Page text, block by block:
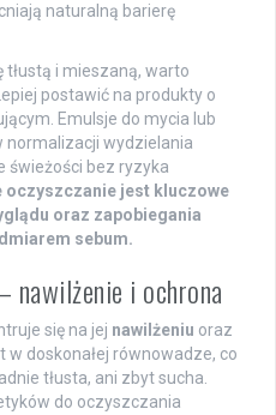
naturalną barierę
i mieszaną, warto
postawić na produkty o
Emulsje do mycia lub
normalizacji wydzielania
świeżości bez ryzyka
oczyszczanie jest kluczowe
oraz zapobiegania
sebum.
nawilżenie i ochrona
się na jej nawilżeniu oraz
w doskonałej równowadze, co
tłusta, ani zbyt sucha.
do oczyszczania